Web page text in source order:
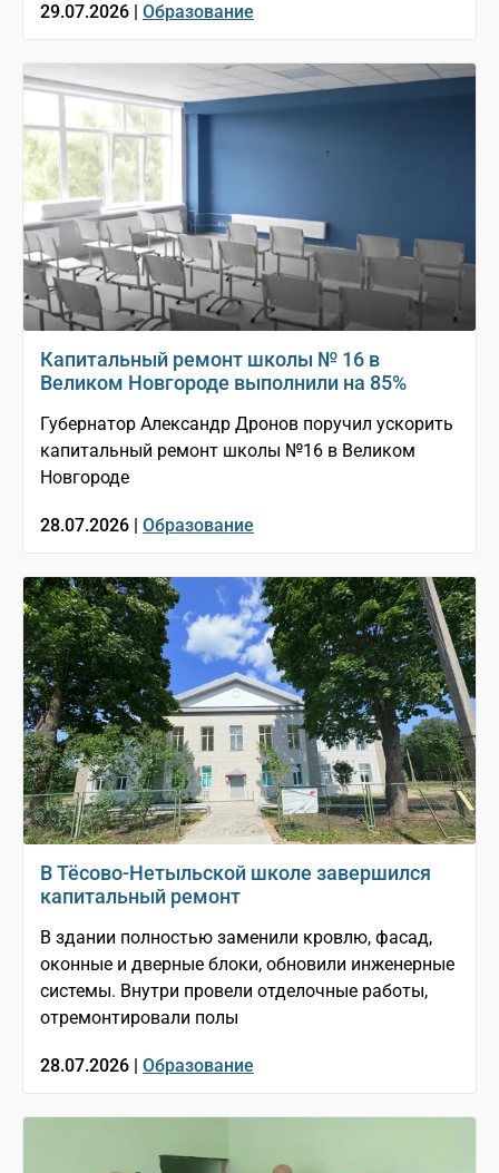
29.07.2026 | Образование
Капитальный ремонт школы № 16 в
Великом Новгороде выполнили на 85%
Губернатор Александр Дронов поручил ускорить
капитальный ремонт школы №16 в Великом
Новгороде
28.07.2026 | Образование
В Тёсово-Нетыльской школе завершился
капитальный ремонт
В здании полностью заменили кровлю, фасад,
оконные и дверные блоки, обновили инженерные
системы. Внутри провели отделочные работы,
отремонтировали полы
28.07.2026 | Образование